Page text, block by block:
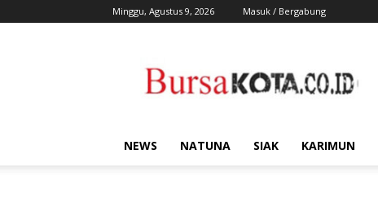
Minggu, Agustus 9, 2026 Masuk / Bergabung
Kota
NEWS NATUNA SIAK KARIMUN